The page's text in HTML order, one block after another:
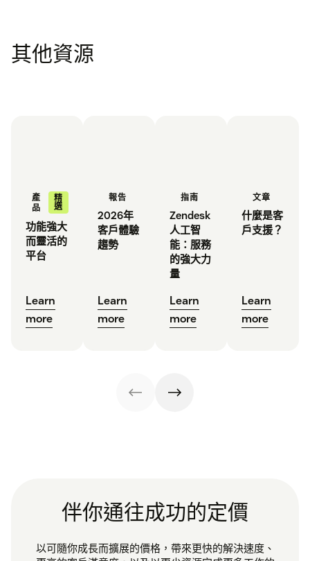
其他資源
產
品
精
選
功能強大
而靈活的
平台
Learn
more
報告
2026年
客戶體驗
趨勢
Learn
more
指南
Zendesk
人工智
能：服務
的強大力
量
Learn
more
文章
什麼是客
戶支援？
Learn
more
伴你通往成功的定價
以可隨你成長而擴展的價格，帶來更快的解決速度、